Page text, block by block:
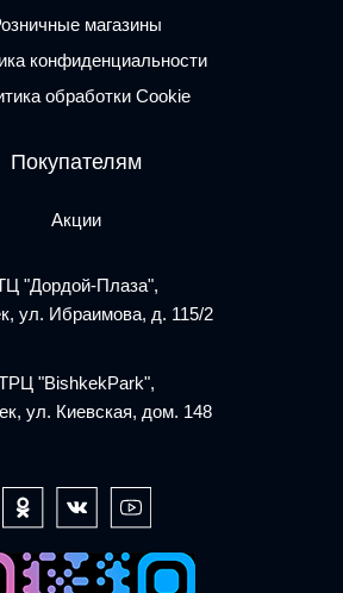
магазины
конфиденциальности
обработки Cookie
Покупателям
Акции
"Дордой-Плаза",
ул. Ибраимова, д. 115/2
"BishkekPark",
ул. Киевская, дом. 148